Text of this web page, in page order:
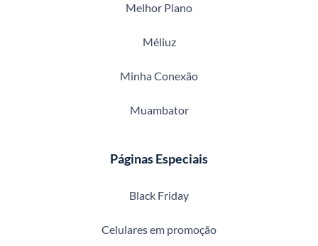
Melhor Plano
Méliuz
Minha Conexão
Muambator
Páginas Especiais
Black Friday
Celulares em promoção